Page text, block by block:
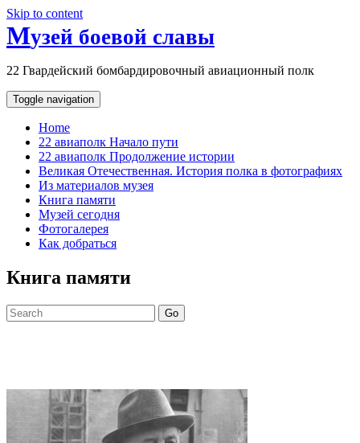
Skip to content
Mузей боевой славы
22 Гвардейский бомбардировочный авиационный полк
Toggle navigation
Home
22 авиаполк Начало пути
22 авиаполк Продолжение истории
Великая Отечественная. История полка в фотографиях
Из материалов музея
Книга памяти
Музей сегодня
Фотогалерея
Как добраться
Книга памяти
Go